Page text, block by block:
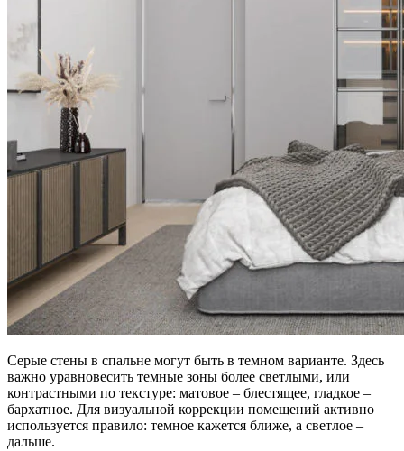
Серые стены в спальне могут быть в темном варианте. Здесь
важно уравновесить темные зоны более светлыми, или
контрастными по текстуре: матовое – блестящее, гладкое –
бархатное. Для визуальной коррекции помещений активно
используется правило: темное кажется ближе, а светлое –
дальше.